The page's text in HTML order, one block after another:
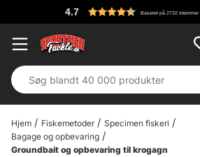
4.7 Baseret på 2732 stemmer
Hjem Fiskemetoder
Specimen fiskeri
Bagage og opbevaring
Groundbait og opbevaring til krogagn